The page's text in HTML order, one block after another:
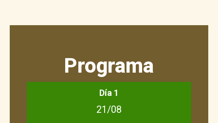
Programa
Día 1
21/08